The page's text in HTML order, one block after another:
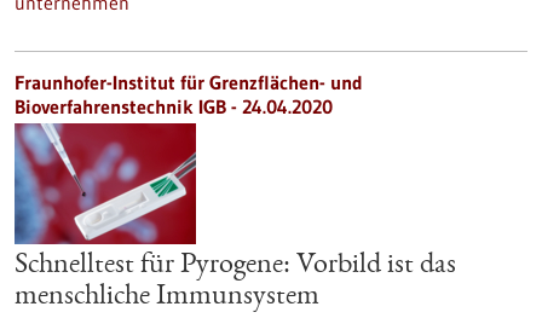
Fraunhofer-Institut für Grenzflächen- und
Bioverfahrenstechnik IGB - 24.04.2020
Schnelltest für Pyrogene: Vorbild ist das
menschliche Immunsystem